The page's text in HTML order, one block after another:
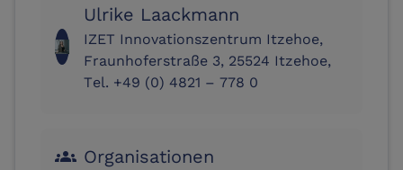
Ulrike Laackmann
IZET Innovationszentrum Itzehoe,
Fraunhoferstraße 3, 25524 Itzehoe,
Tel. +49 (0) 4821 – 778 0
groups Organisationen